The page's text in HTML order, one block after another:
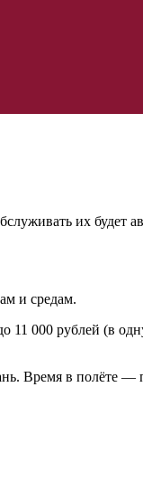
их будет
и средам.
11 000 рублей (в
Время в полёте —